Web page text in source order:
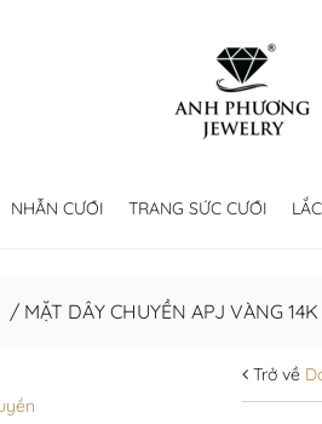
NHẪN CƯỚI TRANG SỨC CƯỚI
/ MẶT DÂY CHUYỀN APJ VÀNG
Trở về